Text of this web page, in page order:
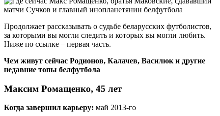
Продолжает рассказывать о судьбе беларусских футболистов,
за которыми вы могли следить и которых вы могли любить.
Ниже по ссылке – первая часть.
Чем живут сейчас Родионов, Калачев, Василюк и другие
недавние топы белфутбола
Максим Ромащенко, 45 лет
Когда завершил карьеру: май 2013-го